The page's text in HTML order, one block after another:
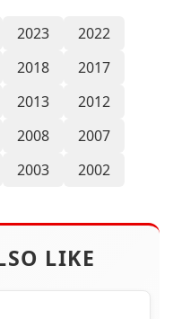
2023
2022
2018
2017
2013
2012
2008
2007
2003 2002
LIKE